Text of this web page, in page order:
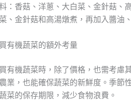
：香菇、洋蔥、大白菜、金針菇、
、金針菇和高湯燉煮，再加入醬油
有機蔬菜的額外考量
有機蔬菜時，除了價格，也需考慮
業，也能確保蔬菜的新鮮度。季節
菜的保存期限，減少食物浪費。